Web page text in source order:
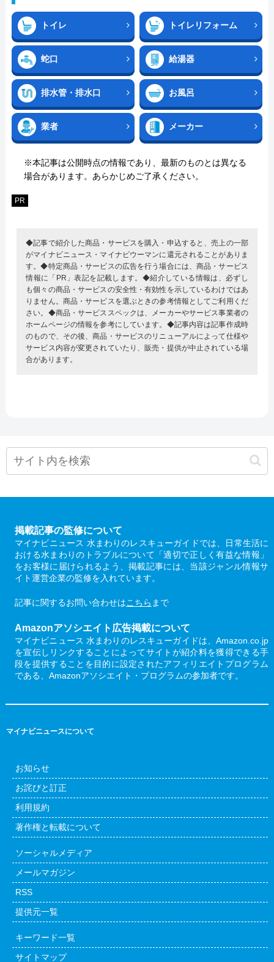
トイレ トイレリフォーム
蛇口 給湯器
排水管・排水口 お風呂
業者 メーカー
※本記事は公開時点の情報であり、最新のものとは異なる
場合があります。あらかじめご了承ください。
PR
◆記事で紹介した商品・サービスを購入・申込すると、売上の一部
がマイナビニュース・マイナビウーマンに還元されることがありま
す。◆特定商品・サービスの広告を行う場合には、商品・サービス
情報に「PR」表記を記載します。◆紹介している情報は、必ずし
も個々の商品・サービスの安全性・有効性を示しているわけではあ
りません。商品・サービスを選ぶときの参考情報としてご利用くだ
さい。◆商品・サービススペックは、メーカーやサービス事業者の
ホームページの情報を参考にしています。◆記事内容は記事作成時
のもので、その後、商品・サービスのリニューアルによって仕様や
サービス内容が変更されていたり、販売・提供が中止されている場
合があります。
掲載記事の監修について
マイナビニュース 水まわりのレスキューガイドでは、日常生活に
おける水まわりのトラブルについて「適切で正しく有益な情報」
をお客様に届けられるよう、掲載記事には、当該ジャンル情報サ
イト運営企業の監修を入れています。
記事に関するお問い合わせはこちら まで
Amazonアソシエイト広告掲載について
マイナビニュース 水まわりのレスキューガイドは、Amazon.co.jp
を宣伝しリンクすることによってサイトが紹介料を獲得できる手
段を提供することを目的に設定されたアフィリエイトプログラム
である、Amazonアソシエイト・プログラムの参加者です。
マイナビニュースについて
お知らせ
お詫びと訂正
利用規約
著作権と転載について
ソーシャルメディア
メールマガジン
RSS
提供元一覧
キーワード一覧
サイトマップ